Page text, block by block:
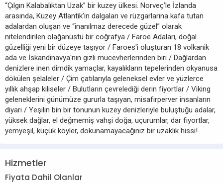
“Çılgın Kalabalıktan Uzak” bir kuzey ülkesi. Norveç’le İzlanda
arasında, Kuzey Atlantik’in dalgaları ve rüzgarlarına kafa tutan
adalardan oluşan ve “inanılmaz derecede güzel” olarak
nitelendirilen olağanüstü bir coğrafya / Faroe Adaları, doğal
güzelliği yeni bir düzeye taşıyor / Faroes'i oluşturan 18 volkanik
ada ve İskandinavya'nın gizli mücevherlerinden biri / Dağlardan
denizlere inen dimdik yamaçlar, kayalıkların tepelerinden okyanusa
dökülen şelaleler / Çim çatılarıyla geleneksel evler ve yüzlerce
yıllık ahşap kiliseler / Bulutların çevrelediği derin fiyortlar / Viking
geleneklerini günümüze gururla taşıyan, misafirperver insanların
diyarı / Yeşilin bin bir tonunun kuzey denizleriyle buluştuğu adalar,
yüksek dağlar, el değmemiş vahşi doğa, uçurumlar, dar fiyortlar,
yemyeşil, küçük köyler, dokunamayacağınız bir uzaklık hissi!
Hizmetler
Fiyata Dahil Olanlar